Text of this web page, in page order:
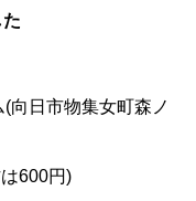
向日市物集女町森ノ
600円)